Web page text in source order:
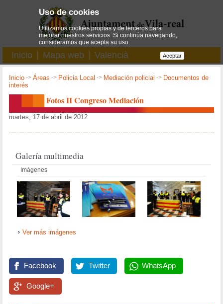
Inicio Mapa web Valencià
Inicio ->Áreas -> Policia Local -> Mediación policial -> Documentos de
interés
Fotos II Congreso Mediación
martes, 17 de abril de 2012
Galería multimedia
Imágenes
Ver más imágenes
Facebook Twitter WhatsApp
Google+
Uso de cookies
Utilizamos cookies propias y de terceros para
mejorar nuestros servicios. Si continúa navegando,
consideramos que acepta su uso.
Aceptar